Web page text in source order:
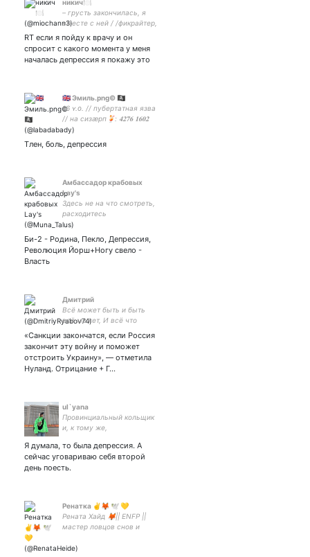
никич🍽️
– грусть закончилась, я
вместе с ней / /фикрайтер,
артер🍽 // любимка -
RT если я пойду к врачу и он
спросит с какого момента у меня
началась депрессия я покажу это
🇬🇧 Эмиль.png© 🏴‍☠️
16 ʏ.ᴏ. // пубертатная язва
// на сизæрп🍹: 𝟒𝟐𝟕𝟔 𝟏𝟔𝟎𝟐
𝟓𝟒𝟕𝟒 𝟖𝟑𝟓𝟒 // ⸽ 𝚖𝚢 girl♡̸⃗ ⸽ Tg:
Тлен, боль, депрессия
Амбассадор крабовых
Lay's
Здесь не на что смотреть,
расходитесь
Би-2 - Родина, Пекло, Депрессия,
Революция Йорш+Ногу свело -
Власть
Дмитрий
Всё может быть и быть
всё может, И всё что
только быть того не может,
Чего совсем не может
быть...
«Санкции закончатся, если Россия
закончит эту войну и поможет
отстроить Украину», — отметила
Нуланд. Отрицание + Г…
ul`yana
Провинциальный кольщик
и, к тому же,
Я думала, то была депрессия. А
сейчас уговариваю себя второй
день поесть.
Ренатка ✌️🦊 🕊️ 💛
Рената Хайд 🦊|| ENFP ||
мастер ловцов снов и
местная ведьма || пишу